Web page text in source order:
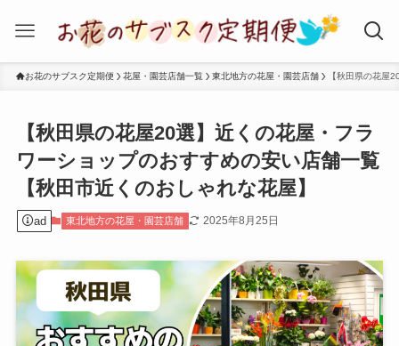
お花のサブスク定期便 花屋・園芸店舗一覧 東北地方の花屋・園芸店舗 【秋田県の花屋
【秋田県の花屋20選】近くの花屋・フラ
ワーショップのおすすめの安い店舗一覧
【秋田市近くのおしゃれな花屋】
ad 東北地方の花屋・園芸店舗 2025年8月25日